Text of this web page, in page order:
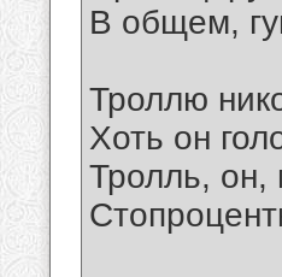
В общем,
Троллю
Хоть он
Тролль, он,